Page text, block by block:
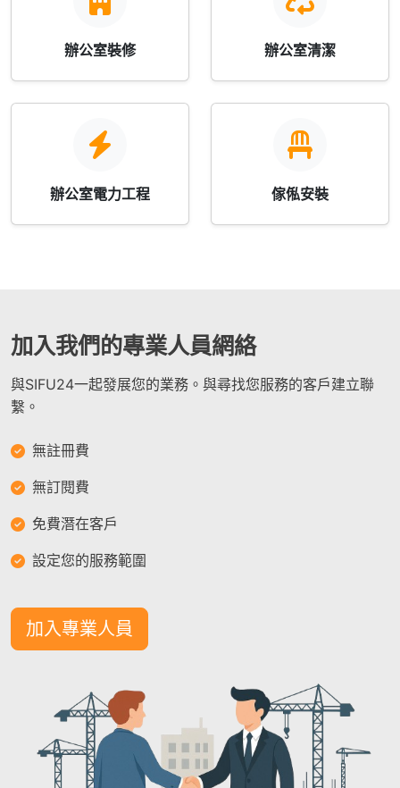
辦公室裝修 辦公室清潔
辦公室電力工程 傢俬安裝
加入我們的專業人員網絡
與SIFU24一起發展您的業務。與尋找您服務的客戶建立聯
繫。
無註冊費
無訂閱費
免費潛在客戶
設定您的服務範圍
加入專業人員